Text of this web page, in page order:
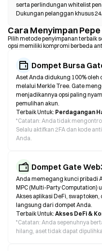
serta perlindungan whitelist
Dukungan pelanggan khusus
Cara Menyimpan Pepe
Pilih metode penyimpanan terbaik
opsi memiliki kompromi berbeda
Dompet Bursa
Aset Anda didukung 100%
melalui Merkle Tree. Gate
menjadikannya opsi paling
pemulihan akun.
Terbaik Untuk: Perdagangan
*Catatan: Anda tidak
Selalu aktifkan 2FA dan kode
Anda.
Dompet Gate
Anda memegang kunci pribadi
MPC (Multi-Party Computation)
Akses aplikasi DeFi, swap
langsung dari dompet Anda.
Terbaik Untuk: Akses DeFi &
*Catatan: Anda sepenuhnya
hilang, aset tidak dapat